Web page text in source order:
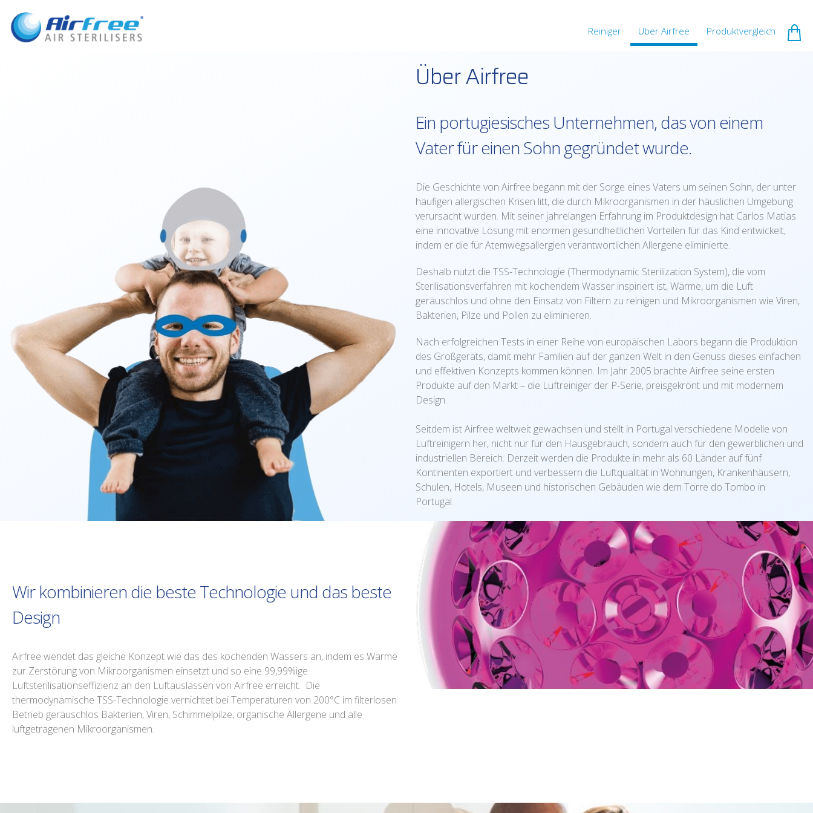
Reiniger Über Airfree Produktvergleich
Über Airfree
Ein portugiesisches Unternehmen, das von einem
Vater für einen Sohn gegründet wurde.
Die Geschichte von Airfree begann mit der Sorge eines Vaters um seinen Sohn, der unter
häufigen allergischen Krisen litt, die durch Mikroorganismen in der häuslichen Umgebung
verursacht wurden. Mit seiner jahrelangen Erfahrung im Produktdesign hat Carlos Matias
eine innovative Lösung mit enormen gesundheitlichen Vorteilen für das Kind entwickelt,
indem er die für Atemwegsallergien verantwortlichen Allergene eliminierte.
Deshalb nutzt die TSS-Technologie (Thermodynamic Sterilization System), die vom
Sterilisationsverfahren mit kochendem Wasser inspiriert ist, Wärme, um die Luft
geräuschlos und ohne den Einsatz von Filtern zu reinigen und Mikroorganismen wie Viren,
Bakterien, Pilze und Pollen zu eliminieren.
Nach erfolgreichen Tests in einer Reihe von europäischen Labors begann die Produktion
des Großgeräts, damit mehr Familien auf der ganzen Welt in den Genuss dieses einfachen
und effektiven Konzepts kommen können. Im Jahr 2005 brachte Airfree seine ersten
Produkte auf den Markt – die Luftreiniger der P-Serie, preisgekrönt und mit modernem
Design.
Seitdem ist Airfree weltweit gewachsen und stellt in Portugal verschiedene Modelle von
Luftreinigern her, nicht nur für den Hausgebrauch, sondern auch für den gewerblichen und
industriellen Bereich. Derzeit werden die Produkte in mehr als 60 Länder auf fünf
Kontinenten exportiert und verbessern die Luftqualität in Wohnungen, Krankenhäusern,
Schulen, Hotels, Museen und historischen Gebäuden wie dem Torre do Tombo in
Portugal.
Wir kombinieren die beste Technologie und das beste
Design
Airfree wendet das gleiche Konzept wie das des kochenden Wassers an, indem es Wärme
zur Zerstörung von Mikroorganismen einsetzt und so eine 99,99%ige
Luftsterilisationseffizienz an den Luftauslässen von Airfree erreicht. Die
thermodynamische TSS-Technologie vernichtet bei Temperaturen von 200°C im filterlosen
Betrieb geräuschlos Bakterien, Viren, Schimmelpilze, organische Allergene und alle
luftgetragenen Mikroorganismen.